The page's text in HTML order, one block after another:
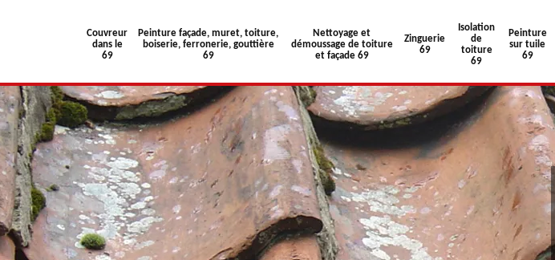
Couvreur
dans le
69
Peinture façade, muret, toiture,
boiserie, ferronerie, gouttière
69
Nettoyage et
démoussage de toiture
et façade 69
Zinguerie
69
Isolation
de
toiture
69
Peinture
sur tuile
69